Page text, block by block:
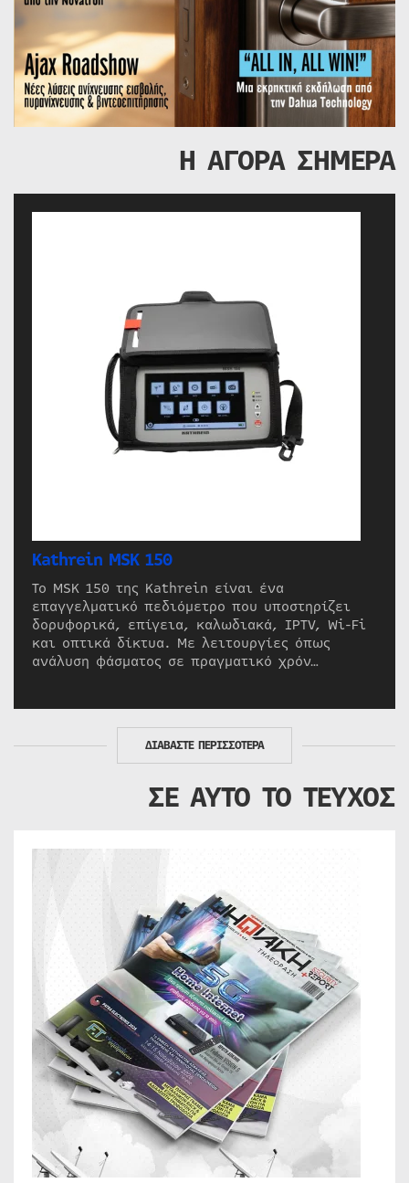
Η ΑΓΟΡΑ ΣΗΜΕΡΑ
Kathrein MSK 150
Το MSK 150 της Kathrein είναι ένα
επαγγελματικό πεδιόμετρο που υποστηρίζει
δορυφορικά, επίγεια, καλωδιακά, IPTV, Wi-Fi
και οπτικά δίκτυα. Με λειτουργίες όπως
ανάλυση φάσματος σε πραγματικό χρόν…
ΔΙΑΒΑΣΤΕ ΠΕΡΙΣΣΟΤΕΡΑ
ΣΕ ΑΥΤΟ ΤΟ ΤΕΥΧΟΣ